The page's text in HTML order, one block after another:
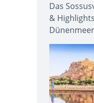
Das
&
Dünenmeer